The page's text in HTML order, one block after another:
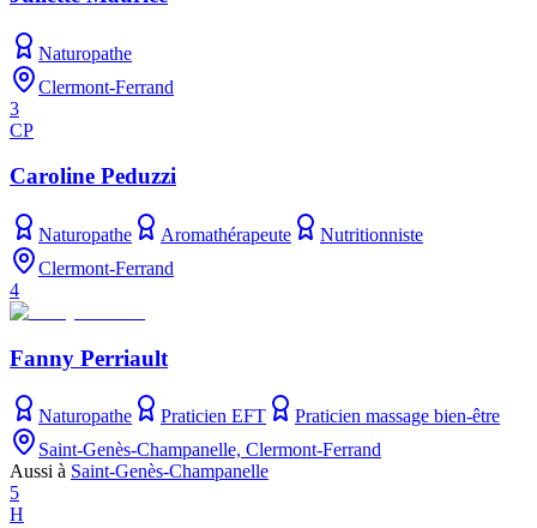
Naturopathe
Clermont-Ferrand
3
CP
Caroline Peduzzi
Naturopathe Aromathérapeute
Nutritionniste
Clermont-Ferrand
4
Fanny Perriault
Naturopathe Praticien EFT
Praticien massage bien-être
Saint-Genès-Champanelle, Clermont-Ferrand
Aussi à Saint-Genès-Champanelle
5
H